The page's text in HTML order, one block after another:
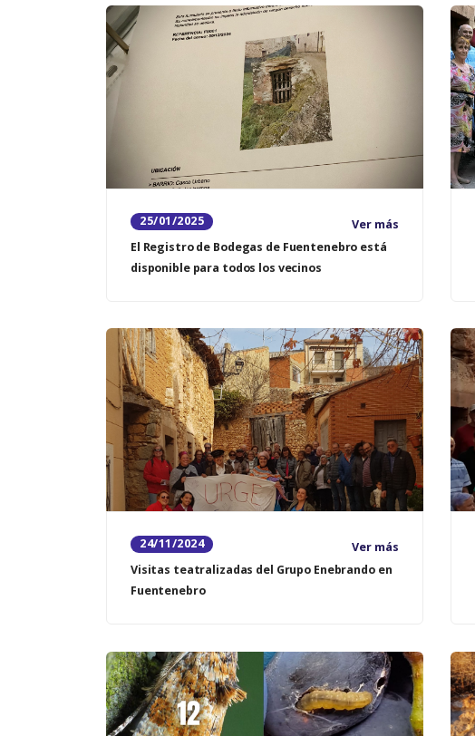
25/01/2025
Ver más
El Registro de Bodegas de Fuentenebro está
disponible para todos los vecinos
24/11/2024
Ver más
Visitas teatralizadas del Grupo Enebrando en
Fuentenebro